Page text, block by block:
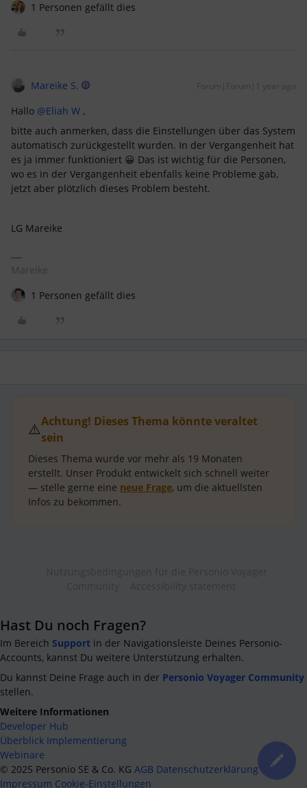
1 Personen gefällt dies
Mareike S. Forum|Forum|1 year ago
Hallo ​ @Eliah W ,
bitte auch anmerken, dass die Einstellungen über das System
automatisch zurückgestellt wurden. In der Vergangenheit hat
es ja immer funktioniert 😀 Das ist wichtig für die Personen,
wo es in der Vergangenheit ebenfalls keine Probleme gab,
jetzt aber plötzlich dieses Problem besteht.
LG Mareike
Mareike
1 Personen gefällt dies
⚠️Achtung! Dieses Thema könnte veraltet
sein
Dieses Thema wurde vor mehr als 19 Monaten
erstellt. Unser Produkt entwickelt sich schnell weiter
— stelle gerne eine neue Frage, um die aktuellsten
Infos zu bekommen.
Hast Du noch Fragen?
Im Bereich Support in der Navigationsleiste Deines Personio-
Accounts, kannst Du weitere Unterstützung erhalten.
Du kannst Deine Frage auch in der Personio Voyager Community
stellen.
Weitere Informationen
Developer Hub
Überblick Implementierung
Webinare
© 2025 Personio SE & Co. KG AGB Datenschutzerklärung
Impressum Cookie-Einstellungen